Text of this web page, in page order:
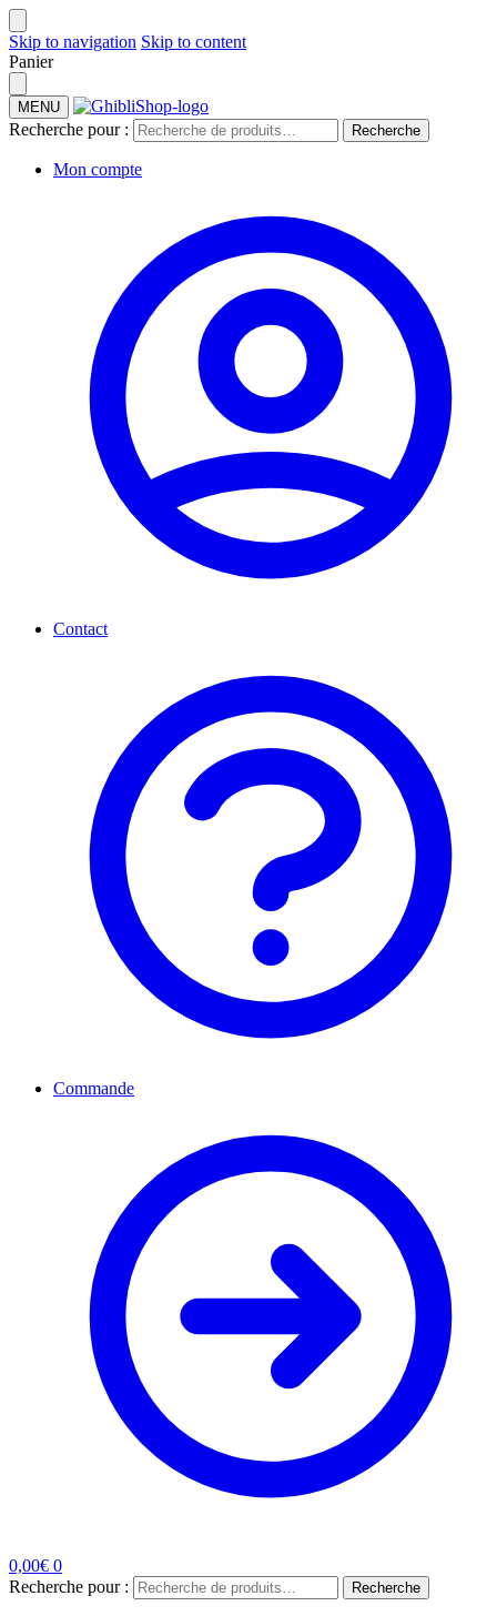
Skip to navigation Skip to content
Panier
MENU
Recherche pour : Recherche
Mon compte
Contact
Commande
0,00€ 0
Recherche pour :
Recherche